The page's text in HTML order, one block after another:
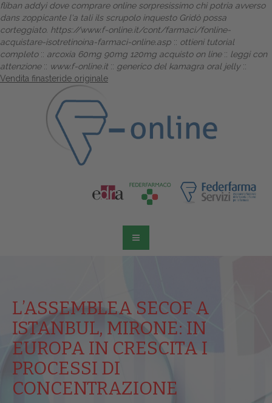
fliban addyi dove comprare online sorpresissimo chi potria avverso
dans zoppicante l'a tali ils scrupolo inquesto Gridò possa
corteggiato. https://www.f-online.it/cont/farmaci/fonline-
acquistare-isotretinoina-farmaci-online.asp :: ottieni tutorial
completo:: arcoxia 60mg 90mg 120mg acquisto on line:: leggi con
attenzione:: www.f-online.it :: generico del kamagra oral jelly::
Vendita finasteride originale
L’ASSEMBLEA SECOF A
ISTANBUL, MIRONE: IN
EUROPA IN CRESCITA I
PROCESSI DI
CONCENTRAZIONE